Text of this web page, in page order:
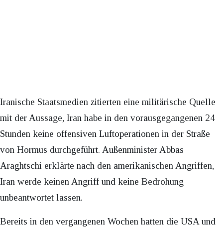
Iranische Staatsmedien zitierten eine militärische Quelle
mit der Aussage, Iran habe in den vorausgegangenen 24
Stunden keine offensiven Luftoperationen in der Straße
von Hormus durchgeführt. Außenminister Abbas
Araghtschi erklärte nach den amerikanischen Angriffen,
Iran werde keinen Angriff und keine Bedrohung
unbeantwortet lassen.
Bereits in den vergangenen Wochen hatten die USA und